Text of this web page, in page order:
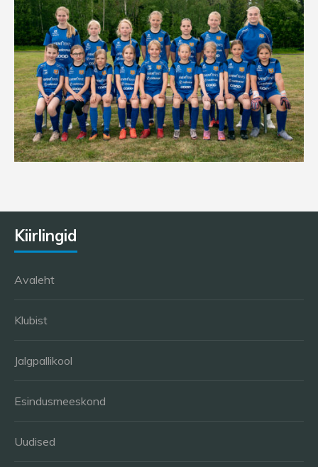
Kiirlingid
Avaleht
Klubist
Jalgpallikool
Esindusmeeskond
Uudised